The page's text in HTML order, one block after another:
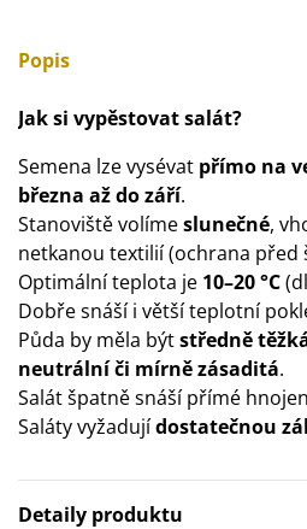
Popis
Jak si vypěstovat salát?
Semena lze vysévat přímo na
března až do září.
Stanoviště volímeslunečné,
netkanou textilií (ochrana před
Optimální teplota je 10–20 °C
Dobře snáší i větší teplotní
Půda by měla býtstředně
neutrální či mírně zásaditá.
Salát špatně snáší přímé
Saláty vyžadujídostatečnou
Detaily produktu